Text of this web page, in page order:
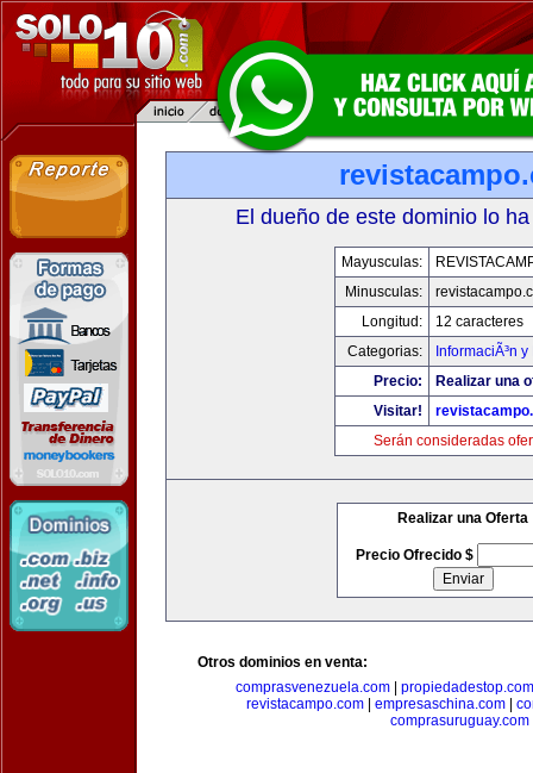
El dueño de este dominio lo
Mayusculas:
Minusculas:
Longitud:
12 caracteres
Categorias:
InformaciÃ³n
Precio:
Realizar una
Visitar!
Serán consideradas
Realizar una Oferta
Precio Ofrecido $
Otros dominios en venta:
comprasvenezuela.com
propiedadestop.com
revistacampo.com
empresaschina.com
comprasuruguay.com